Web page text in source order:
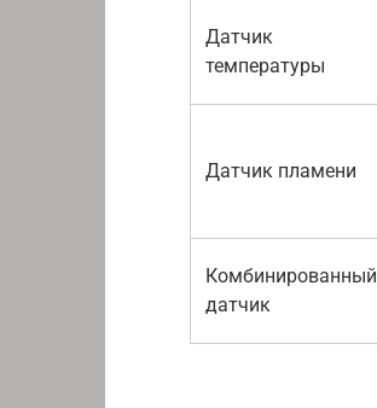
Датчик
температуры
Датчик пламени
Комбинированный
датчик